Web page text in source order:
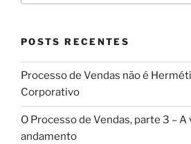
POSTS RECENTES
Processo de Vendas não é
Corporativo
O Processo de Vendas, parte 3 – A
andamento